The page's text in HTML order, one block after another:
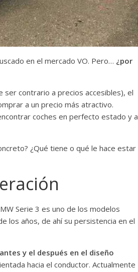
en el mercado VO. Pero… ¿por
ser contrario a precios accesibles), el
a un precio más atractivo.
coches en perfecto estado y a
¿Qué tiene o qué le hace estar
Serie 3 es uno de los modelos
los años, de ahí su persistencia en el
y el después en el diseño
hacia el conductor. Actualmente